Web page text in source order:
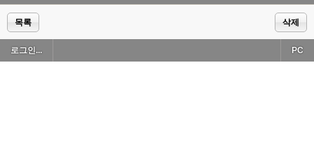
목록 삭제
로그인... PC